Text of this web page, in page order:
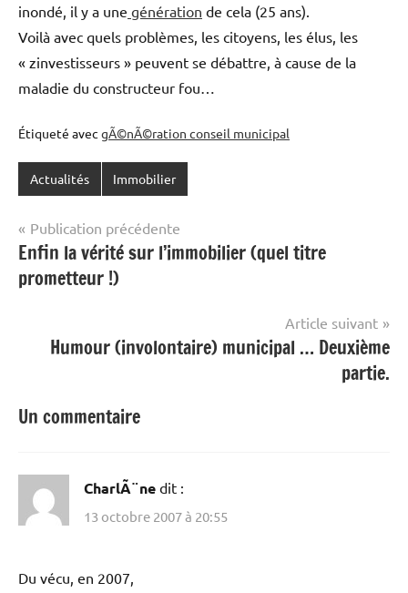
inondé, il y a une génération de cela (25 ans).
Voilà avec quels problèmes, les citoyens, les élus, les
« zinvestisseurs » peuvent se débattre, à cause de la
maladie du constructeur fou…
Étiqueté avec gÃ©nÃ©ration conseil municipal
Actualités Immobilier
Navigation
de
l’article
Publication précédente
Enfin la vérité sur l’immobilier (quel titre
prometteur !)
Article suivant
Humour (involontaire) municipal … Deuxième
partie.
Un commentaire
CharlÃ¨ne dit :
13 octobre 2007 à 20:55
Du vécu, en 2007,